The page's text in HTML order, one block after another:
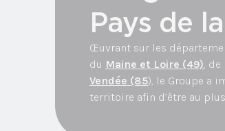
Pays de
Œuvrant sur les
du Maine et Loire (49), de
Vendée (85), le Groupe a
territoire afin d’être au